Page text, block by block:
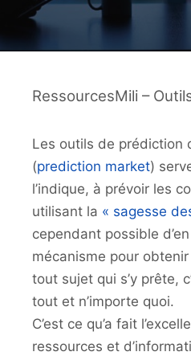
RessourcesMili –
Les outils de prédiction
(prediction market)
l’indique, à prévoir les
utilisant la « sagesse
cependant possible
mécanisme pour
tout sujet qui s’y prête,
tout et n’importe quoi.
C’est ce qu’a fait
ressources et